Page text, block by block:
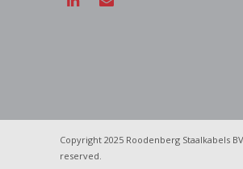
Copyright 2025 Roodenberg Staalkabels
reserved.